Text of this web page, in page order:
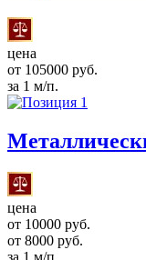
цена
от 105000 руб.
за 1 м/п.
цена
от 10000 руб.
от 8000 руб.